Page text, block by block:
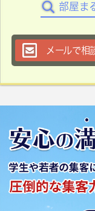
部屋ま
メールで相